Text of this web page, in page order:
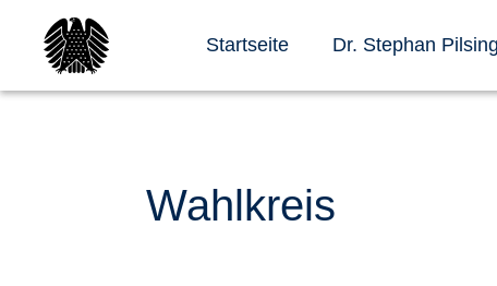
Startseite Dr. Stephan
Wahlkreis